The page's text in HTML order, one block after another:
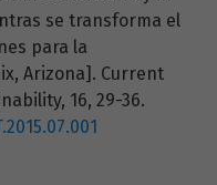
se transforma el
para la
Arizona]. Current
16, 29-36.